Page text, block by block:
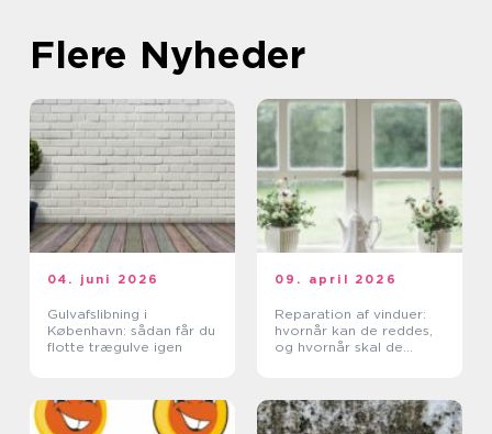
Flere Nyheder
04. juni 2026
Gulvafslibning i
København: sådan får du
flotte trægulve igen
09. april 2026
Reparation af vinduer:
hvornår kan de reddes,
og hvornår skal de